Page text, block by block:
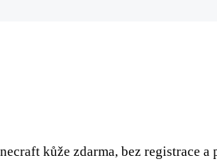
kůže zdarma, bez registrace a